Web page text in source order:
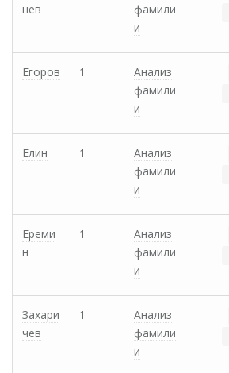
нев
фамили
и
Егоров 1
Анализ
фамили
и
Елин 1
Анализ
фамили
и
Ереми
н
1
Анализ
фамили
и
Захари
чев
1
Анализ
фамили
и